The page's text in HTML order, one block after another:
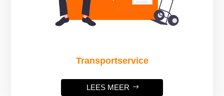
Transportservice
LEES MEER